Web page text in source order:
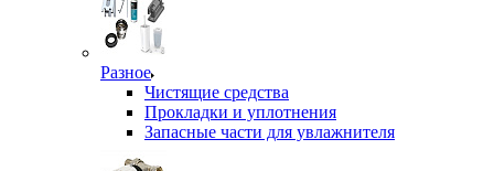
Разное
Чистящие средства
Прокладки и уплотнения
Запасные части для увлажнителя